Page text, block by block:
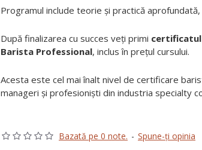
Programul include teorie și practică aprofundată,
După finalizarea cu succes veți primi certificatul
Barista Professional, inclus în prețul cursului.
Acesta este cel mai înalt nivel de certificare
manageri și profesioniști din industria specialty
Bazată pe 0 note. - Spune-ţi opinia